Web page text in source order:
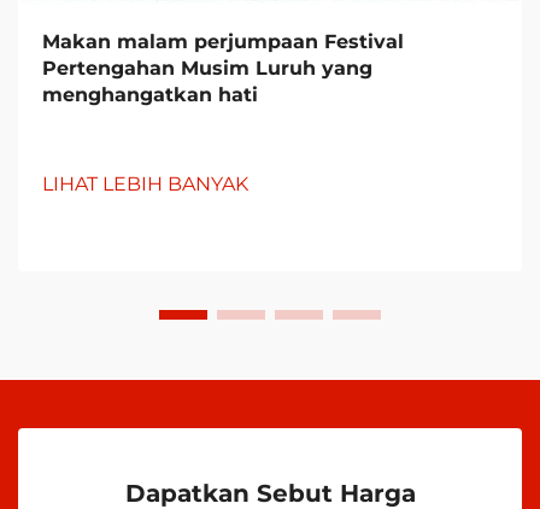
Makan malam perjumpaan Festival
Pertengahan Musim Luruh yang
menghangatkan hati
LIHAT LEBIH BANYAK
Dapatkan Sebut Harga